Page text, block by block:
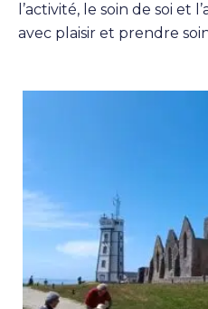
l’activité, le soin de soi et
avec plaisir et prendre